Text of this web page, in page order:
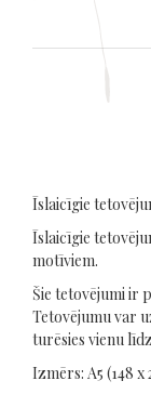
Īslaicīgie
Īslaicīgie
motīviem.
Šie tetovējumi ir
Tetovējumu var
turēsies vienu
Izmērs: A5 (148 x